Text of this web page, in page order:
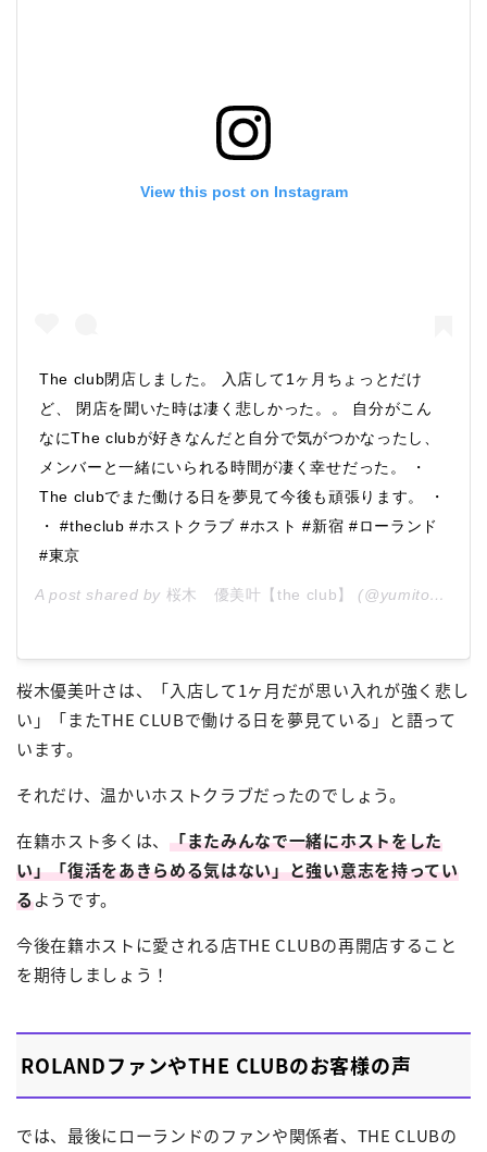
View this post on Instagram
The club閉店しました。 入店して1ヶ月ちょっとだけ
ど、 閉店を聞いた時は凄く悲しかった。。 自分がこん
なにThe clubが好きなんだと自分で気がつかなったし、
メンバーと一緒にいられる時間が凄く幸せだった。 ・
The clubでまた働ける日を夢見て今後も頑張ります。 ・
・ #theclub #ホストクラブ #ホスト #新宿 #ローランド
#東京
A post shared by 桜木 優美叶【the club】 (@yumito_0fficial) on
桜木優美叶さは、「入店して1ヶ月だが思い入れが強く悲し
い」「またTHE CLUBで働ける日を夢見ている」と語って
います。
それだけ、温かいホストクラブだったのでしょう。
在籍ホスト多くは、「またみんなで一緒にホストをした
い」「復活をあきらめる気はない」と強い意志を持ってい
るようです。
今後在籍ホストに愛される店THE CLUBの再開店すること
を期待しましょう！
ROLANDファンやTHE CLUBのお客様の声
では、最後にローランドのファンや関係者、THE CLUBの